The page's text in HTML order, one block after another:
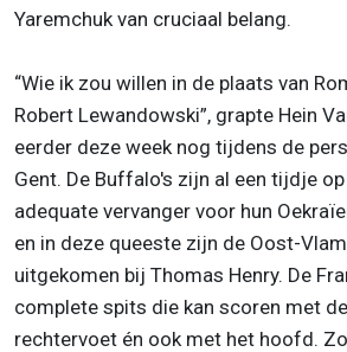
Yaremchuk van cruciaal belang.
“Wie ik zou willen in de plaats van
Robert Lewandowski”, grapte Hein
eerder deze week nog tijdens de
Gent. De Buffalo's zijn al een tijdje
adequate vervanger voor hun
en in deze queeste zijn de Oost-
uitgekomen bij Thomas Henry. De
complete spits die kan scoren met
rechtervoet én ook met het hoofd.